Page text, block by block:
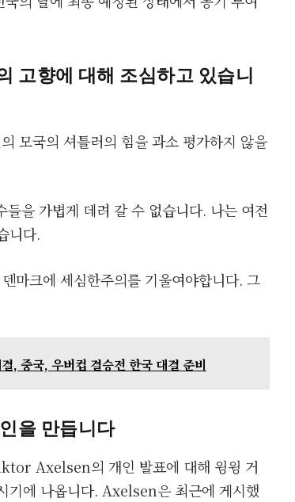
고향에 대해 조심하고 있습니
모국의 셔틀러의 힘을 과소 평가하지 않을
을 가볍게 데려 갈 수 없습니다. 나는 여전
니다.
마크에 세심한주의를 기울여야합니다. 그
, 중국, 우버컵 결승전 한국 대결 준비
을 만듭니다
Axelsen의 개인 발표에 대해 윙윙 거
기에 나옵니다. Axelsen은 최근에 게시했